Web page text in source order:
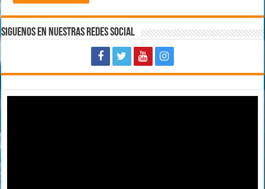
Siguenos en Nuestras Redes Social